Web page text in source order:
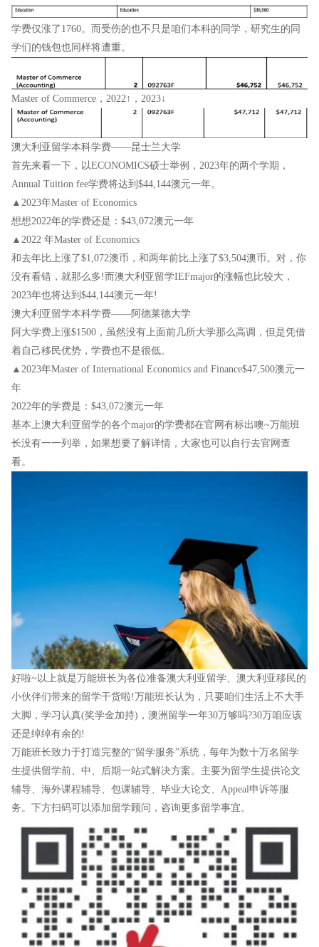
学费仅涨了1760。而受伤的也不只是咱们本科的同学，研究生的同
学们的钱包也同样将遭重。
Master of Commerce，2022↑，2023↓
澳大利亚留学本科学费——昆士兰大学
首先来看一下，以ECONOMICS硕士举例，2023年的两个学期，
Annual Tuition fee学费将达到$44,144澳元一年。
▲2023年Master of Economics
想想2022年的学费还是：$43,072澳元一年
▲2022 年Master of Economics
和去年比上涨了$1,072澳币，和两年前比上涨了$3,504澳币。对，你
没有看错，就那么多!而澳大利亚留学IEFmajor的涨幅也比较大，
2023年也将达到$44,144澳元一年!
澳大利亚留学本科学费——阿德莱德大学
阿大学费上涨$1500，虽然没有上面前几所大学那么高调，但是凭借
着自己移民优势，学费也不是很低。
▲2023年Master of International Economics and Finance$47,500澳元一
年
2022年的学费是：$43,072澳元一年
基本上澳大利亚留学的各个major的学费都在官网有标出噢~万能班
长没有一一列举，如果想要了解详情，大家也可以自行去官网查
看。
好啦~以上就是万能班长为各位准备澳大利亚留学、澳大利亚移民的
小伙伴们带来的留学干货啦!万能班长认为，只要咱们生活上不大手
大脚，学习认真(奖学金加持)，澳洲留学一年30万够吗?30万咱应该
还是绰绰有余的!
万能班长致力于打造完整的“留学服务”系统，每年为数十万名留学
生提供留学前、中、后期一站式解决方案。主要为留学生提供论文
辅导、海外课程辅导、包课辅导、毕业大论文、Appeal申诉等服
务。下方扫码可以添加留学顾问，咨询更多留学事宜。